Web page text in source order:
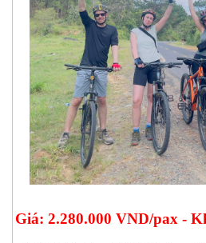
Giá: 2.280.000 VND/pax -